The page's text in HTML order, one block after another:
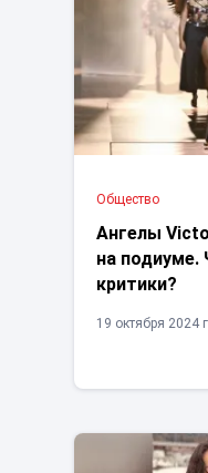
Общество
Ангелы
на
критики?
19 октября 2024